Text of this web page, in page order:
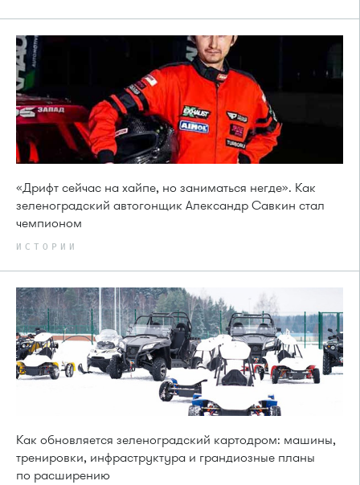
«Дрифт сейчас на хайпе, но заниматься негде». Как
зеленоградский автогонщик Александр Савкин стал
чемпионом
ИСТОРИИ
Как обновляется зеленоградский картодром: машины,
тренировки, инфраструктура и грандиозные планы
по расширению